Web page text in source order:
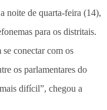
noite de quarta-feira (14),
para os distritais.
conectar com os
os parlamentares do
difícil”, chegou a